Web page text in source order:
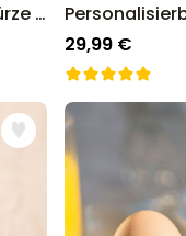
Personalisierbare Kochschürze mit deiner Zeichnung
29,99 €